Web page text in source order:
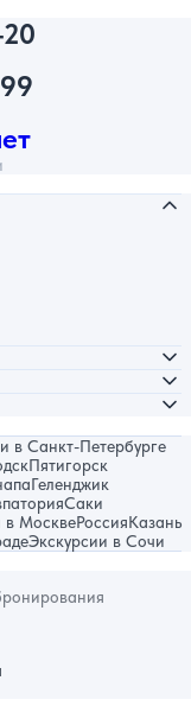
в Санкт-Петербурге
Пятигорск
Геленджик
Саки
в МосквеРоссияКазань
Экскурсии в Сочи